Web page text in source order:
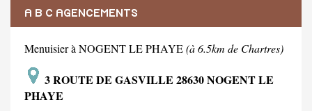
A B C AGENCEMENTS
Menuisier à NOGENT LE PHAYE(à 6.5km de Chartres)
3 ROUTE DE GASVILLE 28630 NOGENT LE
PHAYE